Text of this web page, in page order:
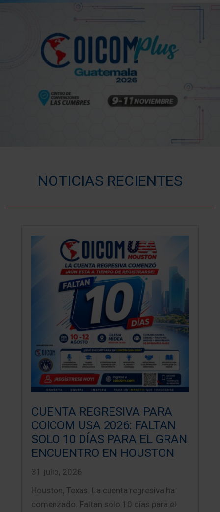
NOTICIAS RECIENTES
CUENTA REGRESIVA PARA
COICOM USA 2026: FALTAN
SOLO 10 DÍAS PARA EL GRAN
ENCUENTRO EN HOUSTON
31 julio, 2026
Houston, Texas. La cuenta regresiva ha
comenzado. Faltan solo 10 días para el